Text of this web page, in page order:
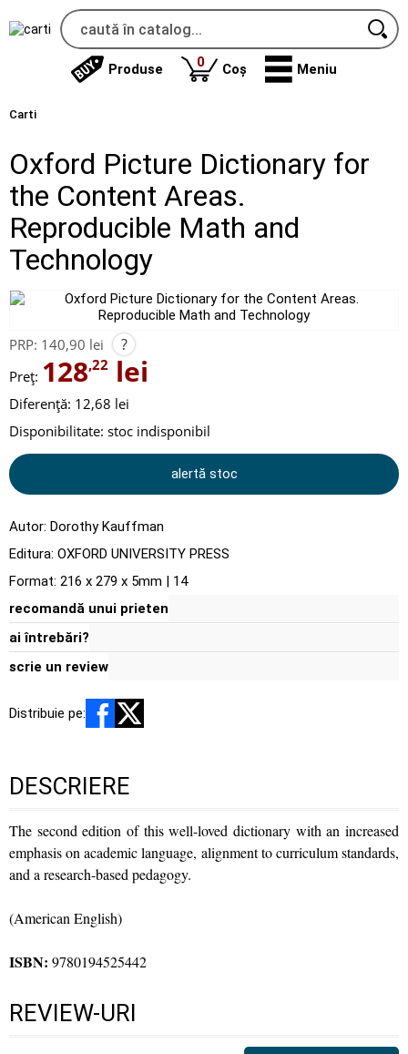
Produse 0produse
Coș Meniu
Carti
Oxford Picture Dictionary for
the Content Areas.
Reproducible Math and
Technology
PRP: 140,90 lei ?
Preț: 128,22 lei
Diferență: 12,68 lei
Disponibilitate: stoc indisponibil
alertă stoc
Autor: Dorothy Kauffman
Editura: OXFORD UNIVERSITY PRESS
Format: 216 x 279 x 5mm | 14
recomandă unui prieten
ai întrebări?
scrie un review
Distribuie pe:
DESCRIERE
The second edition of this well-loved dictionary with an increased
emphasis on academic language, alignment to curriculum standards,
and a research-based pedagogy.
(American English)
ISBN: 9780194525442
REVIEW-URI